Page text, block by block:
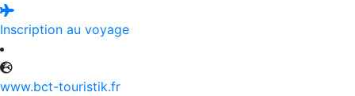
Inscription au voyage
www.bct-touristik.fr